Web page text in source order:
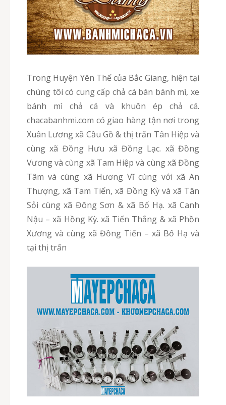
Trong Huyện Yên Thế của Bắc Giang, hiện tại
chúng tôi có cung cấp chả cá bán bánh mì, xe
bánh mì chả cá và khuôn ép chả cá.
chacabanhmi.com có giao hàng tận nơi trong
Xuân Lương xã Cầu Gồ & thị trấn Tân Hiệp và
cùng xã Đồng Hưu xã Đồng Lạc. xã Đồng
Vương và cùng xã Tam Hiệp và cùng xã Đồng
Tâm và cùng xã Hương Vĩ cùng với xã An
Thượng, xã Tam Tiến, xã Đồng Kỳ và xã Tân
Sỏi cùng xã Đông Sơn & xã Bố Hạ. xã Canh
Nậu – xã Hồng Kỳ. xã Tiến Thắng & xã Phồn
Xương và cùng xã Đồng Tiến – xã Bố Hạ và
tại thị trấn